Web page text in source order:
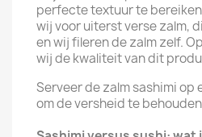
perfecte textuur te
wij voor uiterst verse zalm,
en wij fileren de zalm zelf.
wij de kwaliteit van dit
Serveer de zalm sashimi op
om de versheid te